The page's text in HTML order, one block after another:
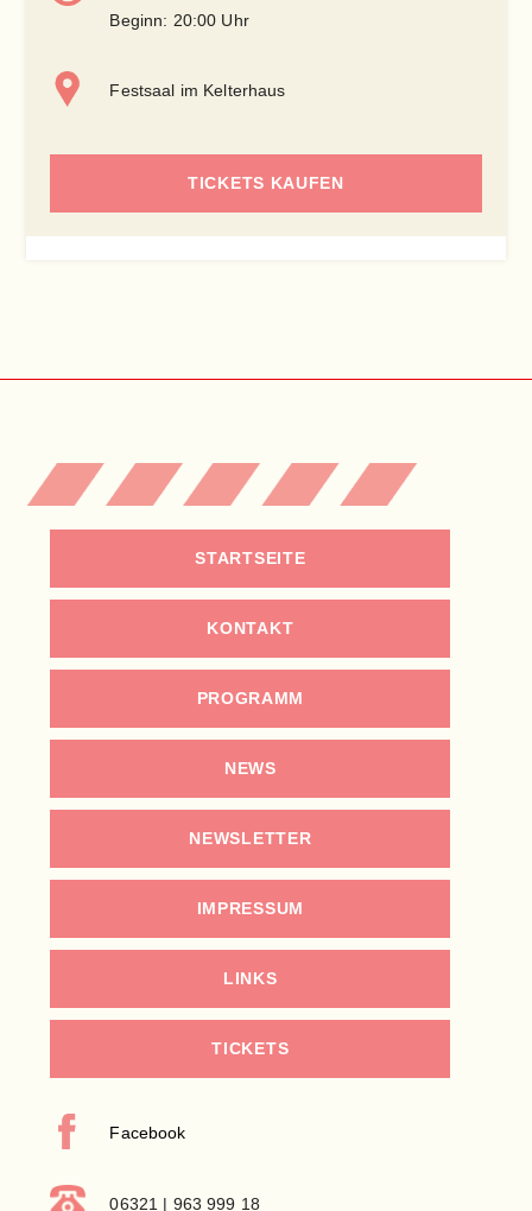
Beginn: 20:00 Uhr
Festsaal im Kelterhaus
TICKETS KAUFEN
STARTSEITE
KONTAKT
PROGRAMM
NEWS
NEWSLETTER
IMPRESSUM
LINKS
TICKETS
Facebook
06321 | 963 999 18